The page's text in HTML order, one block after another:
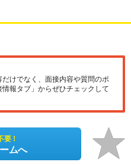
けでなく、面接内容や質問のポ
報タブ」からぜひチェックして
要！
ムへ